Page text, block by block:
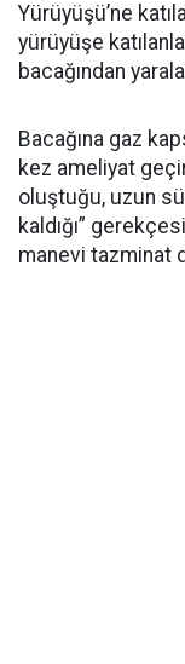
Yürüyüşü’ne
yürüyüşe
bacağından
Bacağına gaz
kez ameliyat
oluştuğu, uzun
kaldığı”
manevi tazminat